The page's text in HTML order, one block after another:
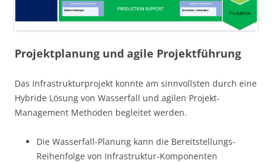
Projektplanung und agile Projektführung
Das Infrastrukturprojekt konnte am sinnvollsten durch eine
Hybride Lösung von Wasserfall und agilen Projekt-
Management Methoden begleitet werden.
Die Wasserfall-Planung kann die Bereitstellungs-
Reihenfolge von Infrastruktur-Komponenten